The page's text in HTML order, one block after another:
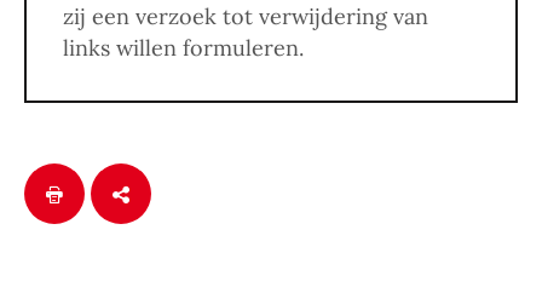
zij een verzoek tot verwijdering van
links willen formuleren.